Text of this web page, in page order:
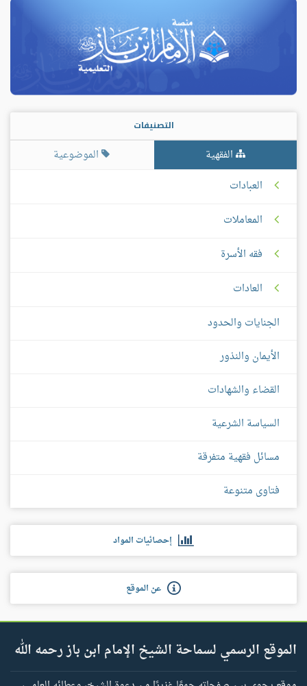
التصنيفات
الفقهية
الموضوعية
العبادات
المعاملات
فقه الأسرة
العادات
الجنايات والحدود
الأيمان والنذور
القضاء والشهادات
السياسة الشرعية
مسائل فقهية متفرقة
فتاوى متنوعة
إحصائيات المواد
عن الموقع
الموقع الرسمي لسماحة الشيخ الإمام ابن باز رحمه الله